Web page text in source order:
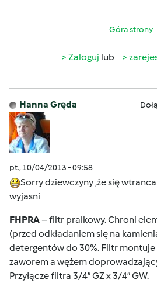
Góra strony
Zaloguj lub
Hanna Gręda
pt., 10/04/2013 - 09:58
Sorry dziewczyny ,że się
wyjasni
FHPRA– filtr pralkowy. Chroni
(przed odkładaniem się na
detergentów do 30%. Filtr
zaworem a wężem
Przyłącze filtra 3/4” GZ x 3/4” GW.